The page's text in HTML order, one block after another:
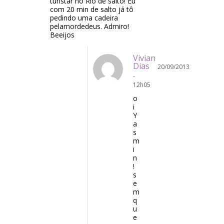
com 20 min de salto já tô
pedindo uma cadeira
pelamordedeus. Admiro!
Beeijos
Vivian
Dias
20/09/2013
-
12h05
o
i
Y
a
s
m
i
n
!
s
e
m
q
u
e